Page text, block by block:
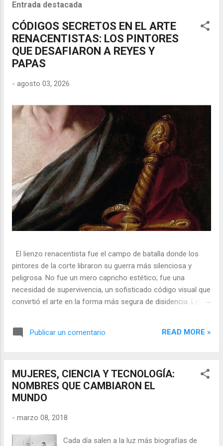
Entrada destacada
CÓDIGOS SECRETOS EN EL ARTE
RENACENTISTAS: LOS PINTORES
QUE DESAFIARON A REYES Y
PAPAS
- agosto 03, 2026
El lienzo renacentista fue el campo de batalla donde los
pintores de la corte libraron su guerra más silenciosa y
peligrosa. No fue un mero capricho estético; fue una
necesidad de supervivencia, un sofisticado código visual que
convirtió el arte en la forma más segura de disidencia. Lejos
artistas eran agentes dobles, equilibrando su necesidad de
mecenazgo real con la obligación de preservar su integridad
pintores encontraron en los símbolos, las distorsiones y los
objetos cotidianos un lenguaje cifrado capaz de eludir a los
censores y desafiar al trono. 🎭 La arquitectura del engaño
sino un objeto tridimensional y multifacético. Los pintores
de la corte eran los agentes dobles definitivos, y dominaban
Publicar un comentario READ MORE »
MUJERES, CIENCIA Y TECNOLOGÍA:
NOMBRES QUE CAMBIARON EL
MUNDO
- marzo 08, 2018
Cada día salen a la luz más biografías de